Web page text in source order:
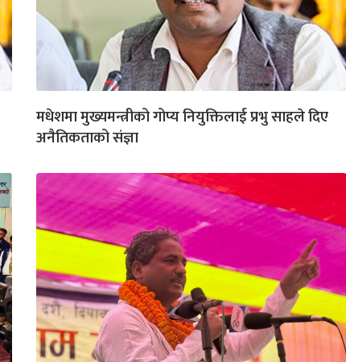
मधेशमा मुख्यमन्त्रीको गोप्य नियुक्तिलाई प्रभु साहले दिए
अनैतिकताको संज्ञा